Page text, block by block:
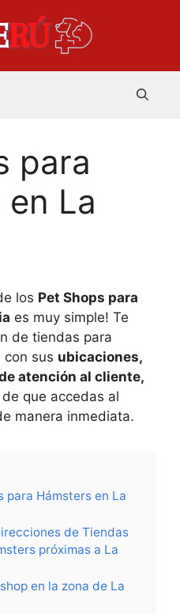
para
La
los Pet Shops para
es muy simple! Te
de tiendas para
con sus ubicaciones,
atención al cliente,
que accedas al
manera inmediata.
para Hámsters en La
de Tiendas
próximas a La
en la zona de La